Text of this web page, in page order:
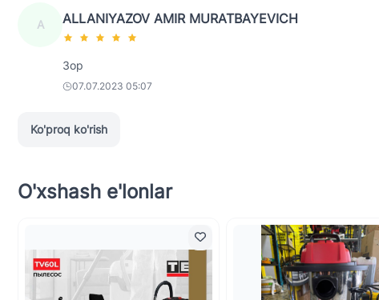
A ALLANIYAZOV AMIR MURATBAYEVICH
Зор
07.07.2023 05:07
Ko'proq ko'rish
O'xshash e'lonlar